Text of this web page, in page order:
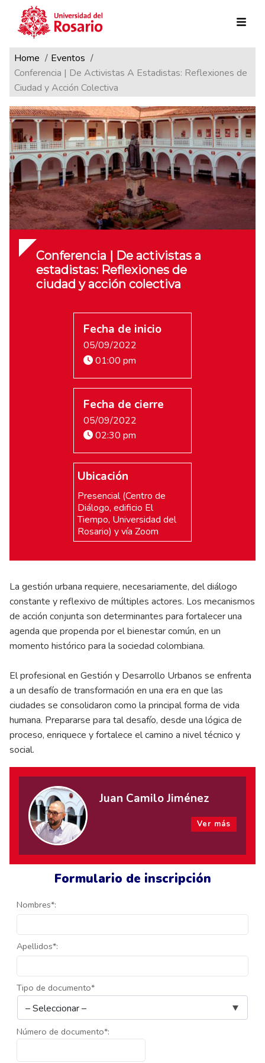
Pasar al contenido principal
Formulario de inscripción
Nombres*:
Apellidos*:
Tipo de documento*
Número de documento*:
Ruta de navegación
Home
Eventos
Conferencia | De Activistas A Estadistas: Reflexiones de
Ciudad y Acción Colectiva
Conferencia | De activistas a
estadistas: Reflexiones de
ciudad y acción colectiva
Fecha de inicio
05/09/2022
01:00 pm
Fecha de cierre
05/09/2022
02:30 pm
Ubicación
Presencial (Centro de
Diálogo, edificio El
Tiempo, Universidad del
Rosario) y vía Zoom
La gestión urbana requiere, necesariamente, del diálogo
constante y reflexivo de múltiples actores. Los mecanismos
de acción conjunta son determinantes para fortalecer una
agenda que propenda por el bienestar común, en un
momento histórico para la sociedad colombiana.
El profesional en Gestión y Desarrollo Urbanos se enfrenta
a un desafío de transformación en una era en que las
ciudades se consolidaron como la principal forma de vida
humana. Prepararse para tal desafío, desde una lógica de
proceso, enriquece y fortalece el camino a nivel técnico y
social.
Juan Camilo Jiménez
Ver más